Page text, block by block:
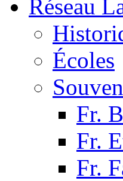
Réseau
Écoles
Fr.
Fr.
Fr.